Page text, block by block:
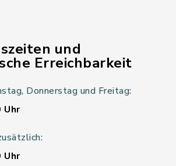
und
Erreichbarkeit
Donnerstag und Freitag:
Uhr
Uhr